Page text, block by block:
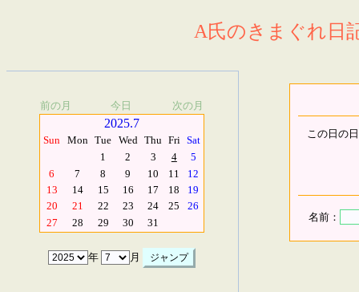
A氏のきまぐれ日
前の月 今日 次の月
2025.7
Sun Mon Tue Wed Thu Fri Sat
1
2 3 4
5
6
7 8 9 10 11
12
13
14 15 16 17 18
19
20
21 22 23 24 25
26
27
28 29 30 31
年 月
この日の
名前：